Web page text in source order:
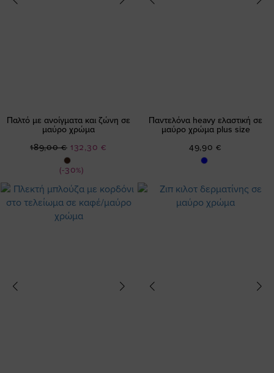
Παλτό με ανοίγματα και ζώνη σε
μαύρο χρώμα
(-30%)
Ειδική
Τιμή
132,30 €
189,00 €
Παντελόνα heavy ελαστική σε
μαύρο χρώμα plus size
49,90 €